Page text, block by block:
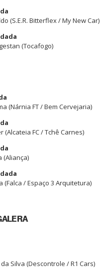
(S.E.R. Bitterflex / My New Car)
(Tocafogo)
(Nárnia FT / Bem Cervejaria)
(Alcateia FC / Tchê Carnes)
(Aliança)
(Falca / Espaço 3 Arquitetura)
Silva (Descontrole / R1 Cars)